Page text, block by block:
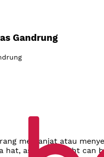
Gandrung
memanjat atau
hat, as the sunlight can